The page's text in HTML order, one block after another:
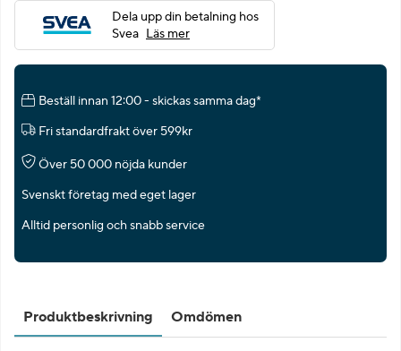
Dela upp din betalning hos
Svea Läs mer
Beställ innan 12:00 - skickas samma dag*
Fri standardfrakt över 599kr
Över 50 000 nöjda kunder
Svenskt företag med eget lager
Alltid personlig och snabb service
Produktbeskrivning Omdömen